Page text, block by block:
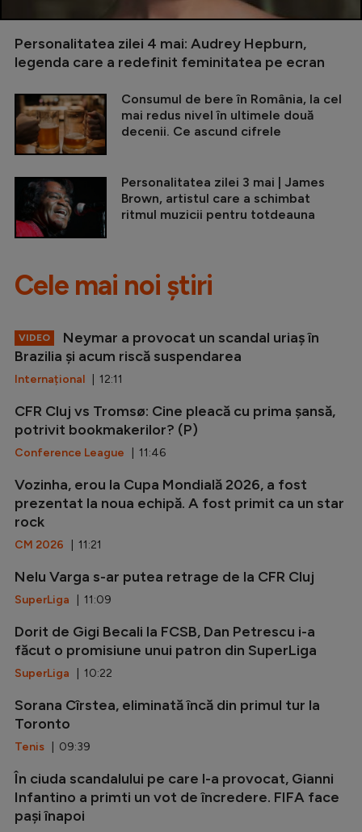
Personalitatea zilei 4 mai: Audrey Hepburn,
legenda care a redefinit feminitatea pe ecran
Consumul de bere în România, la cel
mai redus nivel în ultimele două
decenii. Ce ascund cifrele
Personalitatea zilei 3 mai | James
Brown, artistul care a schimbat
ritmul muzicii pentru totdeauna
Cele mai noi știri
VIDEO
Neymar a provocat un scandal uriaș în
Brazilia și acum riscă suspendarea
Internațional | 12:11
CFR Cluj vs Tromsø: Cine pleacă cu prima șansă,
potrivit bookmakerilor? (P)
Conference League | 11:46
Vozinha, erou la Cupa Mondială 2026, a fost
prezentat la noua echipă. A fost primit ca un star
rock
CM 2026 | 11:21
Nelu Varga s-ar putea retrage de la CFR Cluj
SuperLiga | 11:09
Dorit de Gigi Becali la FCSB, Dan Petrescu i-a
făcut o promisiune unui patron din SuperLiga
SuperLiga | 10:22
Sorana Cîrstea, eliminată încă din primul tur la
Toronto
Tenis | 09:39
În ciuda scandalului pe care l-a provocat, Gianni
Infantino a primti un vot de încredere. FIFA face
pași înapoi